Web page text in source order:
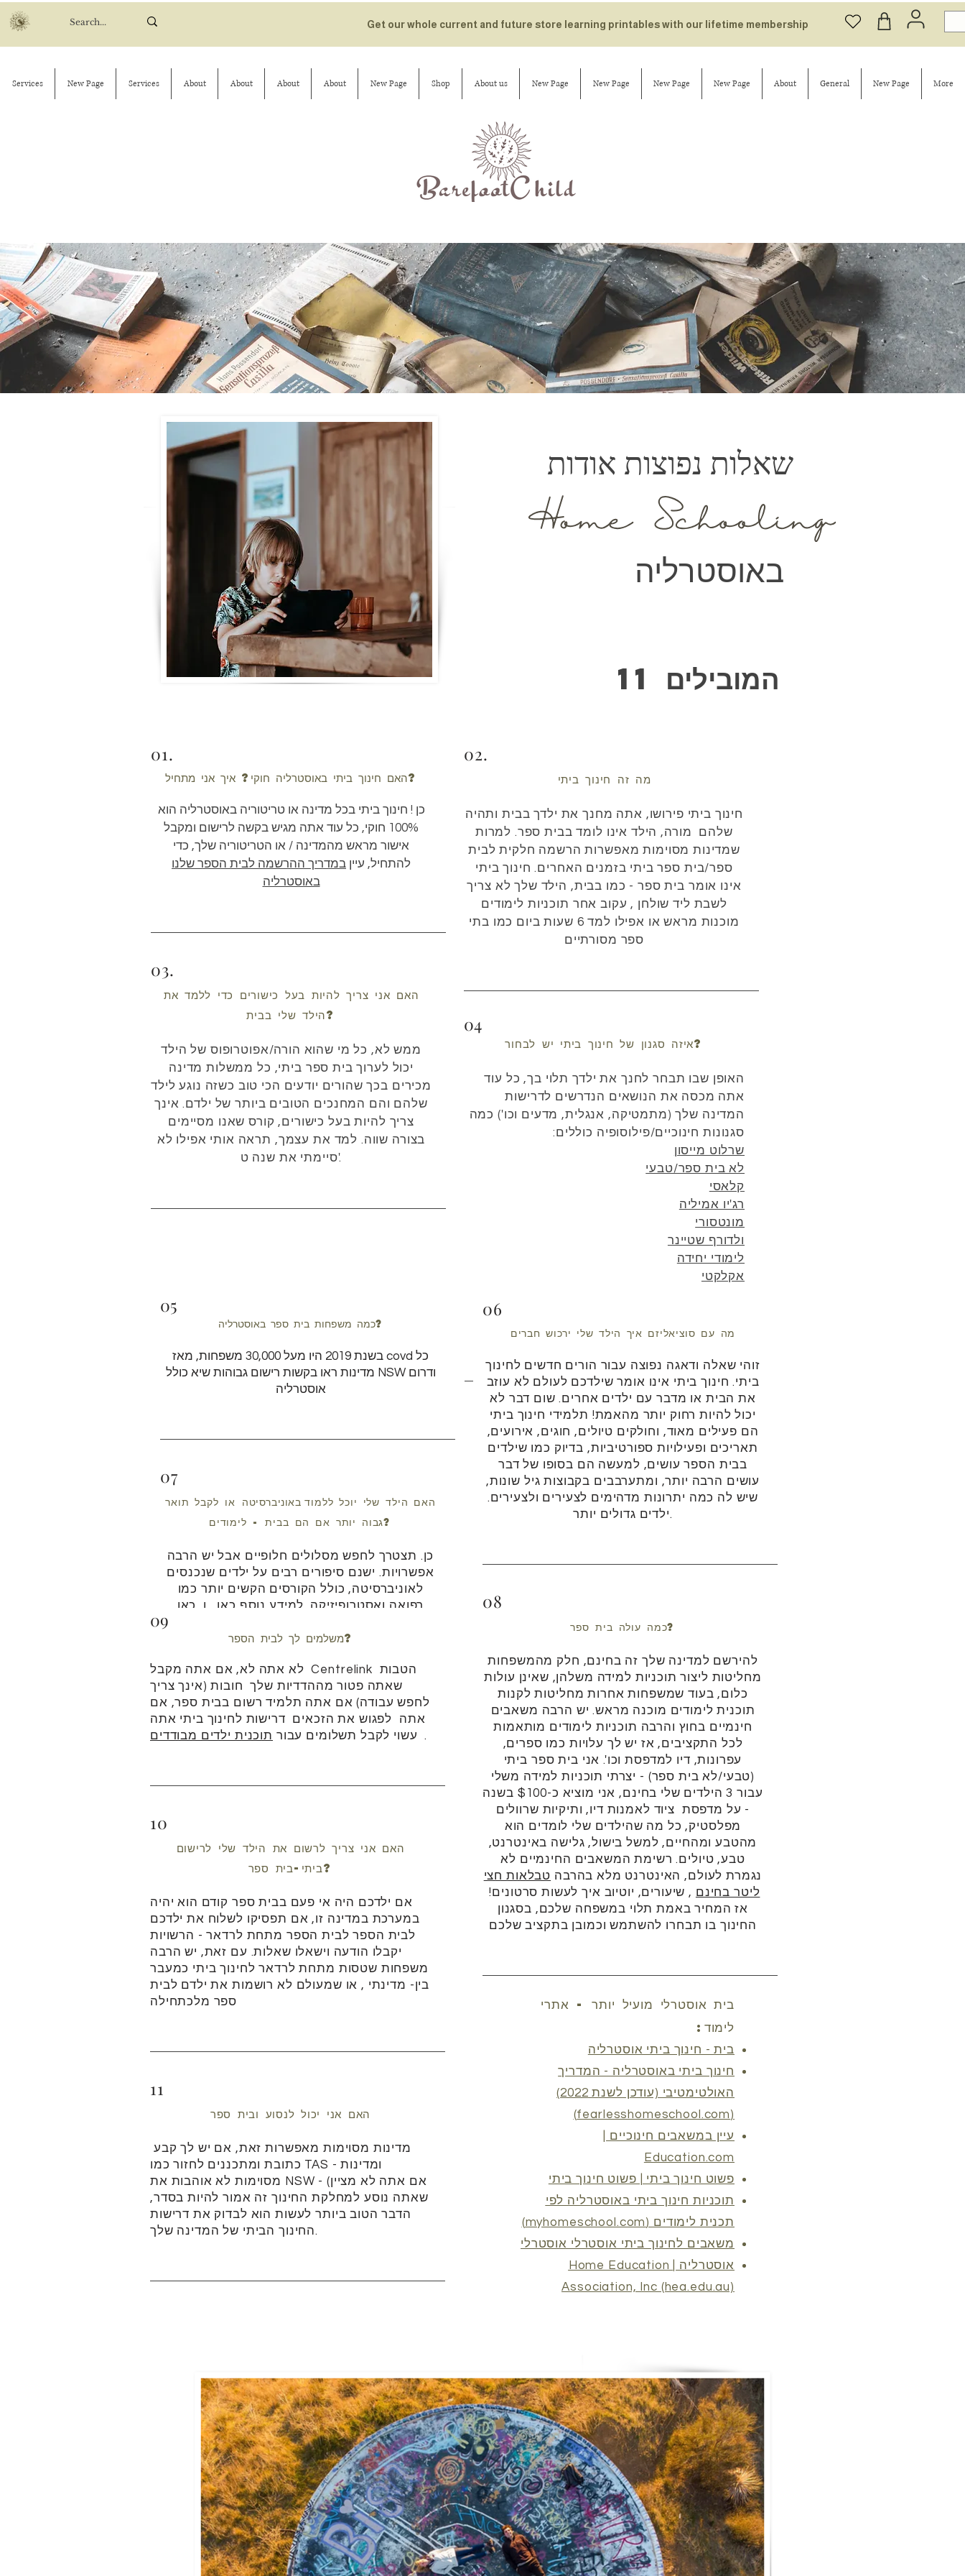
Get our whole current and future store learning printables with our lifetime membership
Services New Page Services About About About About New Page Shop About us New Page New Page New Page New Page About General New Page More
שאלות נפוצות אודות
באוסטרליה
11 המובילים
01.
האם חינוך ביתי באוסטרליה חוקי? איך אני מתחיל?
כן ! חינוך ביתי בכל מדינה או טריטוריה באוסטרליה הוא
100% חוקי, כל עוד אתה מגיש בקשה לרישום ומקבל
אישור מראש מהמדינה / או הטריטוריה שלך, כדי
להתחיל, עיין במדריך ההרשמה לבית הספר שלנו
באוסטרליה
03.
האם אני צריך להיות בעל כישורים כדי ללמד את
הילד שלי בבית?
ממש לא, כל מי שהוא הורה/אפוטרופוס של הילד
יכול לערוך בית ספר ביתי, כל ממשלות מדינה
מכירים בכך שהורים יודעים הכי טוב כשזה נוגע לילד
שלהם והם המחנכים הטובים ביותר של ילדם. אינך
צריך להיות בעל כישורים, קורס שאנו מסיימים
בצורה שווה. למד את עצמך, תראה אותי אפילו לא
סיימתי את שנה ט'.
02.
מה זה חינוך ביתי
חינוך ביתי פירושו, אתה מחנך את ילדך בבית ותהיה
שלהם מורה, הילד אינו לומד בבית ספר. למרות
שמדינות מסוימות מאפשרות הרשמה חלקית לבית
ספר/בית ספר ביתי בזמנים האחרים. חינוך ביתי
אינו אומר בית ספר - כמו בבית, הילד שלך לא צריך
לשבת ליד שולחן , עקוב אחר תוכניות לימודים
מוכנות מראש או אפילו למד 6 שעות ביום כמו בתי
ספר מסורתיים
04
איזה סגנון של חינוך ביתי יש לבחור?
האופן שבו תבחר לחנך את ילדך תלוי בך, כל עוד
אתה מכסה את הנושאים הנדרשים לדרישות
המדינה שלך (מתמטיקה, אנגלית, מדעים וכו') כמה
סגנונות חינוכיים/פילוסופיה כוללים:
שרלוט מייסון
לא בית ספר/טבעי
קלאסי
רג'יו אמיליה
מונטסורי
ולדורף שטיינר
לימודי יחידה
אקלקטי
05
כמה משפחות בית ספר באוסטרליה?
בשנת 2019 היו מעל 30,000 משפחות, מאז covd כל
מדינות ראו בקשות רישום גבוהות שיא כולל NSW ודרום
אוסטרליה
07
האם הילד שלי יוכל ללמוד באוניברסיטה או לקבל תואר
גבוה יותר אם הם בבית - לימודים?
כן. תצטרך לחפש מסלולים חלופיים אבל יש הרבה
אפשרויות. ישנם סיפורים רבים על ילדים שנכנסים
לאוניברסיטה, כולל הקורסים הקשים יותר כמו
רפואה ואסטרופיזיקה. למידע נוסף כאן ו כאן
06
מה עם סוציאליזם איך הילד שלי ירכוש חברים
זוהי שאלה ודאגה נפוצה עבור הורים חדשים לחינוך
ביתי. חינוך ביתי אינו אומר שילדכם לעולם לא עוזב
את הבית או מדבר עם ילדים אחרים. שום דבר לא
יכול להיות רחוק יותר מהאמת! תלמידי חינוך ביתי
הם פעילים מאוד, וחולקים טיולים, חוגים, אירועים,
תאריכים ופעילויות ספורטיביות, בדיוק כמו שילדים
בבית הספר עושים, למעשה הם בסופו של דבר
עושים הרבה יותר, ומתערבבים בקבוצות גיל שונות,
שיש לה כמה יתרונות מדהימים לצעירים ולצעירים.
ילדים גדולים יותר.
08
כמה עולה בית ספר?
להירשם למדינה שלך זה בחינם, חלק מהמשפחות
מחליטות ליצור תוכניות למידה משלהן, שאינן עולות
כלום, בעוד שמשפחות אחרות מחליטות לקנות
תוכנית לימודים מוכנה מראש. יש הרבה משאבים
חינמיים בחוץ והרבה תוכניות לימודים מותאמות
לכל התקציבים, אז יש לך עלויות כמו ספרים,
עפרונות, דיו למדפסת וכו'. אני בית ספר ביתי
(טבעי/לא בית ספר) - יצרתי תוכניות למידה משלי
עבור 3 הילדים שלי בחינם, אני מוציא כ-$100 בשנה
- על מדפסת ציוד לאמנות דיו, ותיקיות שרוולים
מפלסטיק, כל מה שהילדים שלי לומדים הוא
מהטבע ומהחיים, למשל בישול, גלישה באינטרנט,
טבע, טיולים. רשימת המשאבים החינמיים לא
נגמרת לעולם, האינטרנט מלא בהרבה טבלאות חצי
ליטר בחינם , שיעורים, יוטיוב איך לעשות סרטונים!
אז המחיר באמת תלוי במשפחה שלכם, בסגנון
החינוך בו תבחרו להשתמש וכמובן בתקציב שלכם
09
משלמים לך לבית הספר?
לא אתה לא, אם אתה מקבל Centrelink
הטבות
שאתה פטור מההדדיות שלך
חובות (אינך צריך
לחפש עבודה) אם אתה תלמיד רשום בבית ספר, אם
אתה
לפגוש את הזכאים
דרישות לחינוך ביתי אתה
עשוי לקבל תשלומים עבור תוכנית ילדים מבודדים .
10
האם אני צריך לרשום את הילד שלי לרישום
ביתי-בית ספר?
אם ילדכם היה אי פעם בבית ספר קודם הוא יהיה
במערכת במדינה זו, אם תפסיקו לשלוח את ילדכם
לבית הספר לבית הספר מתחת לרדאר - הרשויות
יקבלו הודעה וישאלו שאלות. עם זאת, יש הרבה
משפחות שטסות מתחת לרדאר לחינוך ביתי כמעבר
בין- מדינתי , או שמעולם לא רושמות את ילדם לבית
ספר מלכתחילה
11
האם אני יכול לנסוע ובית ספר
מדינות מסוימות מאפשרות זאת, אם יש לך קבע
כתובת ומתכננים לחזור כמו TAS - ומדינות
מסוימות לא אוהבות את NSW - (אם אתה לא מציין
שאתה נוסע למחלקת החינוך זה אמור להיות בסדר,
הדבר הטוב ביותר לעשות הוא לבדוק את דרישות
החינוך הביתי של המדינה שלך.
בית אוסטרלי מועיל יותר - אתרי
לימוד:
בית - חינוך ביתי אוסטרליה
חינוך ביתי באוסטרליה - המדריך
האולטימטיבי (עודכן לשנת 2022)
(fearlesshomeschool.com)
עיין במשאבים חינוכיים |
Education.com
פשוט חינוך ביתי | פשוט חינוך ביתי
תוכניות חינוך ביתי באוסטרליה לפי
תכנית לימודים (myhomeschool.com)
משאבים לחינוך ביתי אוסטרלי אוסטרלי
אוסטרליה | Home Education
Association, Inc (hea.edu.au)